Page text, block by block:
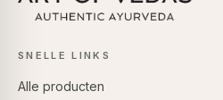
SNELLE LINKS
Alle producten